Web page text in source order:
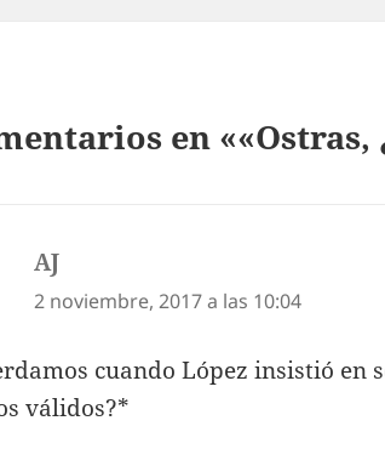
en ««Ostras,
AJ
2 noviembre, 2017 a las 10:04
cuando López insistió en
válidos?*